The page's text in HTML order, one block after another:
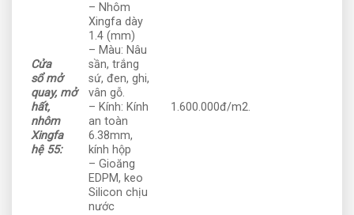
Cửa
sổ mở
quay, mở
hất,
nhôm
Xingfa
hệ 55:
– Nhôm
Xingfa dày
1.4 (mm)
– Màu: Nâu
sần, trắng
sứ, đen, ghi,
vân gỗ.
– Kính: Kính
an toàn
6.38mm,
kính hộp
– Gioăng
EDPM, keo
Silicon chịu
nước
1.600.000đ/m2.